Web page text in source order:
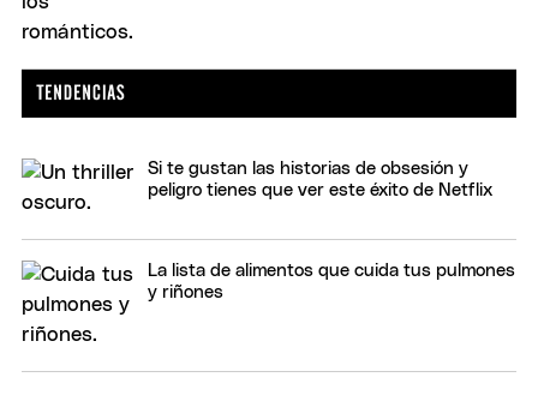
Si te gustan las historias de obsesión y
peligro tienes que ver este éxito de Netflix
La lista de alimentos que cuida tus pulmones
y riñones